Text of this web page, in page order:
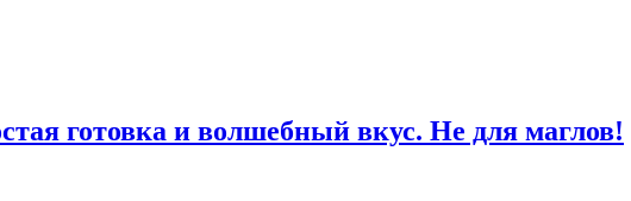
готовка и волшебный вкус. Не для маглов!